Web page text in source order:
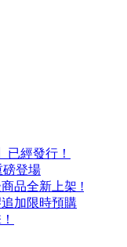
已經發行！
磅登場
品全新上架 !
加限時預購